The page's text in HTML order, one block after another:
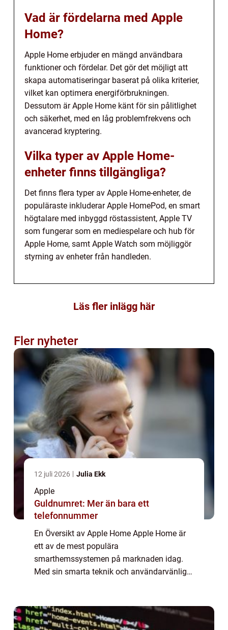
Vad är fördelarna med Apple
Home?
Apple Home erbjuder en mängd användbara
funktioner och fördelar. Det gör det möjligt att
skapa automatiseringar baserat på olika kriterier,
vilket kan optimera energiförbrukningen.
Dessutom är Apple Home känt för sin pålitlighet
och säkerhet, med en låg problemfrekvens och
avancerad kryptering.
Vilka typer av Apple Home-
enheter finns tillgängliga?
Det finns flera typer av Apple Home-enheter, de
populäraste inkluderar Apple HomePod, en smart
högtalare med inbyggd röstassistent, Apple TV
som fungerar som en mediespelare och hub för
Apple Home, samt Apple Watch som möjliggör
styrning av enheter från handleden.
Läs fler inlägg här
Fler nyheter
12 juli 2026 Julia Ekk
Apple
Guldnumret: Mer än bara ett
telefonnummer
En Översikt av Apple Home Apple Home är
ett av de mest populära
smarthemssystemen på marknaden idag.
Med sin smarta teknik och användarvänliga
att ge en grundlig över...